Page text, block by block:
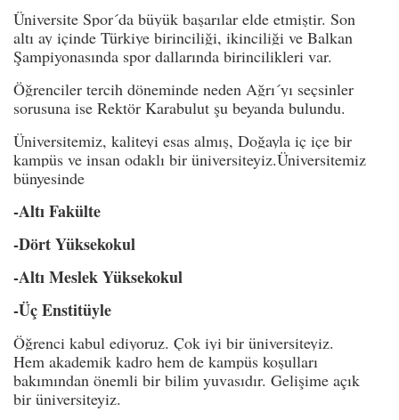
Üniversite Spor´da büyük başarılar elde etmiştir. Son
altı ay içinde Türkiye birinciliği, ikinciliği ve Balkan
Şampiyonasında spor dallarında birincilikleri var.
Öğrenciler tercih döneminde neden Ağrı´yı seçsinler
sorusuna ise Rektör Karabulut şu beyanda bulundu.
Üniversitemiz, kaliteyi esas almış, Doğayla iç içe bir
kampüs ve insan odaklı bir üniversiteyiz.Üniversitemiz
bünyesinde
-Altı Fakülte
-Dört Yüksekokul
-Altı Meslek Yüksekokul
-Üç Enstitüyle
Öğrenci kabul ediyoruz. Çok iyi bir üniversiteyiz.
Hem akademik kadro hem de kampüs koşulları
bakımından önemli bir bilim yuvasıdır. Gelişime açık
bir üniversiteyiz.